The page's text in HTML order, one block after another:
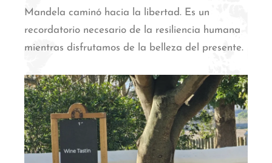
Mandela caminó hacia la libertad. Es un
recordatorio necesario de la resiliencia humana
mientras disfrutamos de la belleza del presente.